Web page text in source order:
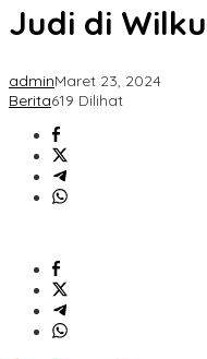
Judi di
adminMaret 23, 2024
Berita619 Dilihat